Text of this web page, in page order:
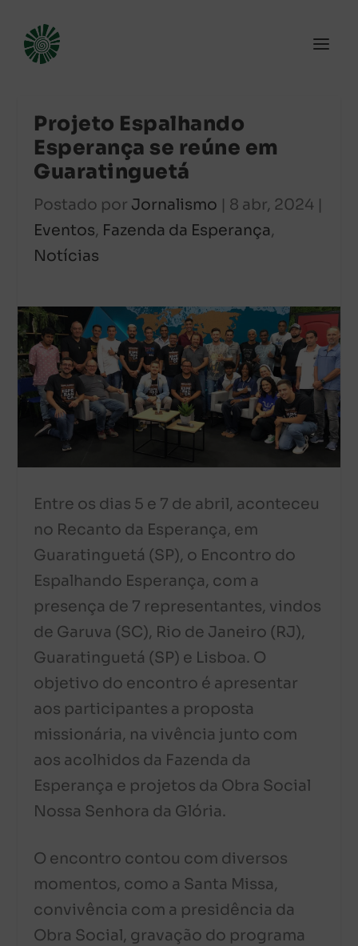
Projeto Espalhando
Esperança se reúne em
Guaratinguetá
Postado por Jornalismo | 8 abr, 2024 |
Eventos, Fazenda da Esperança,
Notícias
Entre os dias 5 e 7 de abril, aconteceu
no Recanto da Esperança, em
Guaratinguetá (SP), o Encontro do
Espalhando Esperança, com a
presença de 7 representantes, vindos
de Garuva (SC), Rio de Janeiro (RJ),
Guaratinguetá (SP) e Lisboa. O
objetivo do encontro é apresentar
aos participantes a proposta
missionária, na vivência junto com
aos acolhidos da Fazenda da
Esperança e projetos da Obra Social
Nossa Senhora da Glória.
O encontro contou com diversos
momentos, como a Santa Missa,
convivência com a presidência da
Obra Social, gravação do programa